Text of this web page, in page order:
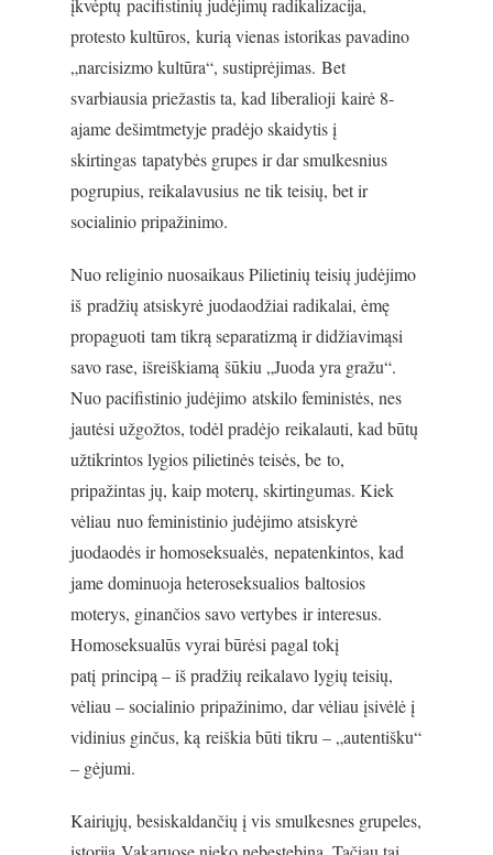
įkvėptų pacifistinių judėjimų radikalizacija,
protesto kultūros, kurią vienas istorikas pavadino
„narcisizmo kultūra“, sustiprėjimas. Bet
svarbiausia priežastis ta, kad liberalioji kairė 8-
ajame dešimtmetyje pradėjo skaidytis į
skirtingas tapatybės grupes ir dar smulkesnius
pogrupius, reikalavusius ne tik teisių, bet ir
socialinio pripažinimo.
Nuo religinio nuosaikaus Pilietinių teisių judėjimo
iš pradžių atsiskyrė juodaodžiai radikalai, ėmę
propaguoti tam tikrą separatizmą ir didžiavimąsi
savo rase, išreiškiamą šūkiu „Juoda yra gražu“.
Nuo pacifistinio judėjimo atskilo feministės, nes
jautėsi užgožtos, todėl pradėjo reikalauti, kad būtų
užtikrintos lygios pilietinės teisės, be to,
pripažintas jų, kaip moterų, skirtingumas. Kiek
vėliau nuo feministinio judėjimo atsiskyrė
juodaodės ir homoseksualės, nepatenkintos, kad
jame dominuoja heteroseksualios baltosios
moterys, ginančios savo vertybes ir interesus.
Homoseksualūs vyrai būrėsi pagal tokį
patį principą – iš pradžių reikalavo lygių teisių,
vėliau – socialinio pripažinimo, dar vėliau įsivėlė į
vidinius ginčus, ką reiškia būti tikru – „autentišku“
– gėjumi.
Kairiųjų, besiskaldančių į vis smulkesnes grupeles,